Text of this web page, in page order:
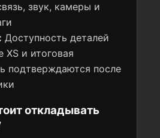
звук, камеры и
Доступность деталей
XS и итоговая
подтверждаются после
откладывать